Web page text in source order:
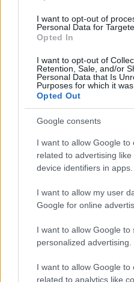
I want to opt-out of
Personal Data for
Opted In
I want to opt-out of
Retention, Sale, and/or
Personal Data that Is
Purposes for which it was
Opted Out
Google consents
I want to allow Google to
related to advertising
device identifiers in apps.
I want to allow my user
Google for online
I want to allow Google to
personalized advertising.
I want to allow Google to
related to analytics like
három hete) az M7-M3
és ha forgalom van a 0-
ezernyi korlátozást és
amennyiben a fentiekre
boldogan támogatom a
Neoprimitív
13 éve
@közösperonos átszállás:
Bubónak akartad
üzleteknek a tömény
szarkazmus volt, de
13 éve